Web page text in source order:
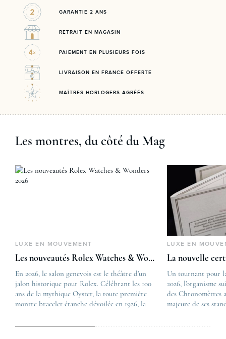
GARANTIE 2 ANS
RETRAIT EN MAGASIN
PAIEMENT EN PLUSIEURS FOIS
LIVRAISON EN FRANCE OFFERTE
MAÎTRES HORLOGERS AGRÉÉS
Les montres, du côté du Mag
LUXE EN MOUVEMENT
Les nouveautés Rolex Watches & Wonders 2026
En 2026, le salon genevois est le théâtre d’un
jalon historique pour Rolex. Célébrant les 100
ans de la mythique Oyster, la toute première
montre bracelet étanche dévoilée en 1926, la
commémorative alliant héritage patrimonial et
The post
Les nouveautés
first appeared on
Lovetime
LUXE EN
La nouvelle
Un tournant pour
2026, l’organisme
des Chronomètres
majeure de ses
Chronometer”,